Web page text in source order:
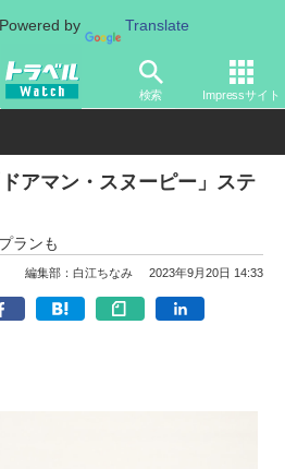
Powered by Translate
検索 Impressサイト
ホテル・旅館 宿泊
アマン・スヌーピー」ステ
ランも
編集部：白江ちなみ 2023年9月20日 14:33